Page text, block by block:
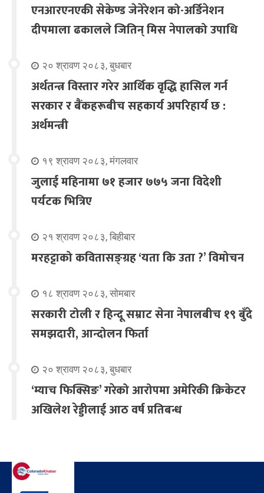
एनआरएनएकी सेकेण्ड जेनेरेशन को-अर्डिनेशन
दीपमाला ढकालले जितिन् मिस नेपालको उपाधि
२० श्रावण २०८३, बुधबार
अर्थतन्त्र विस्तार गरेर आर्थिक वृद्धि हासिल गर्न
सरकार र बैंकहरूबीच सहकार्य अपरिहार्य छ :
अर्थमन्त्री
१९ श्रावण २०८३, मंगलवार
जुलाई महिनामा ७१ हजार ७७५ जना विदेशी
पर्यटक भित्रिए
२१ श्रावण २०८३, बिहीबार
मरहट्टाको कवितासङ्ग्रह ‘यता कि उता ?’ विमोचन
१८ श्रावण २०८३, सोमबार
सरकारी टोली र हिन्दू सम्राट सेना नेपालबीच १९ बुँदे
समझदारी, आन्दोलन फिर्ता
२० श्रावण २०८३, बुधबार
‘म्याच फिक्सिङ’ गरेको आरोपमा अमेरिकी क्रिकेटर
अखिलेश रेड्डीलाई आठ वर्ष प्रतिबन्ध